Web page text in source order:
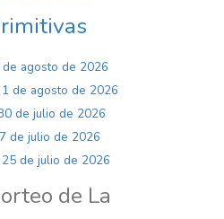
agosto de 2026
de agosto de 2026
de julio de 2026
de julio de 2026
de julio de 2026
de La